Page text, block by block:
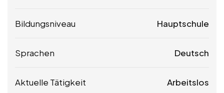
Bildungsniveau Hauptschule
Sprachen Deutsch
Aktuelle Tätigkeit Arbeitslos